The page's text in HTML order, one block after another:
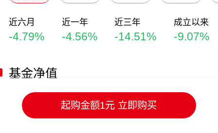
近六月
-4.79%
近一年
-4.56%
近三年
-14.51%
成立以来
-9.07%
基金净值
净值日期 日涨跌幅
2026-01-15 0.00%
起购金额1元 立即购买